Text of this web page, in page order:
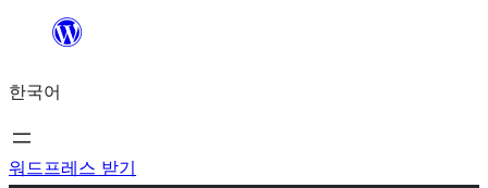
츠
로
바
한국어
워드프레스 받기